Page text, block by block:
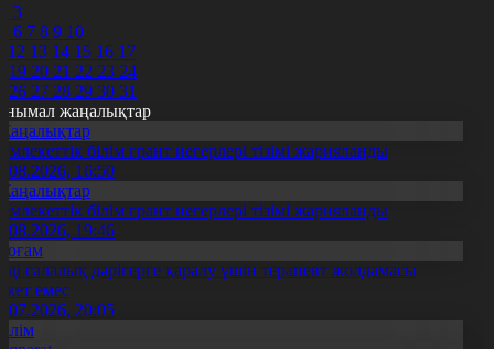
3
6 7 8 9 10
12 13 14 15 16 17
19 20 21 22 23 24
26 27 28 29 30 31
жаңалықтар
білім грант иегерлері тізімі жарияланды
16:50
білім грант иегерлері тізімі жарияланды
19:46
салалық дәрігерге қаралу үшін терапевт жолдамасы
емес
20:05